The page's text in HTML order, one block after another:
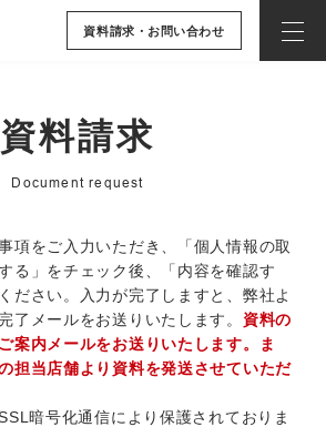
資料請求・お問い合わせ
資料請求
Document request
項をご入力いただき、「個人情報の取
る」をチェック後、「内容を確認す
ださい。入力が完了しますと、弊社よ
了メールをお送りいたします。 資料の
案内メールをお送りいたします。ま
担当店舗より資料を発送させていただ
暗号化通信により保護されておりま